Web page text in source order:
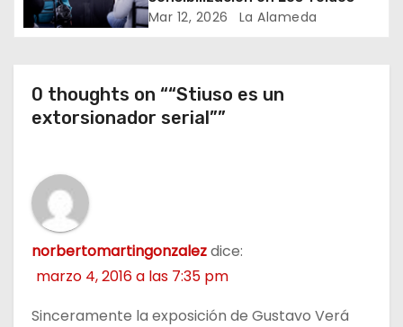
a
a
Mar 12, 2026 La Alameda
0 thoughts on ““Stiuso es un
extorsionador serial””
norbertomartingonzalezdice:
marzo 4, 2016 a las 7:35 pm
Sinceramente la exposición de Gustavo Verá